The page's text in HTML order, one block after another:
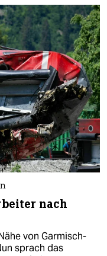
nach
von Garmisch-
sprach das